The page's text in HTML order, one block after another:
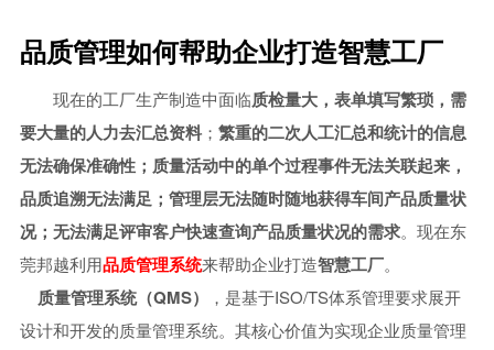
品质管理如何帮助企业打造智慧工厂
现在的工厂生产制造中面临质检量大，表单填写繁琐，需
要大量的人力去汇总资料； 繁重的二次人工汇总和统计的信息
无法确保准确性；质量活动中的单个过程事件无法关联起来，
品质追溯无法满足；管理层无法随时随地获得车间产品质量状
况；无法满足评审客户快速查询产品质量状况的需求。现在东
莞邦越利用品质管理系统来帮助企业打造智慧工厂。
质量管理系统（QMS）
，是基于ISO/TS体系管理要求展开
设计和开发的质量管理系统。其核心价值为实现企业质量管理